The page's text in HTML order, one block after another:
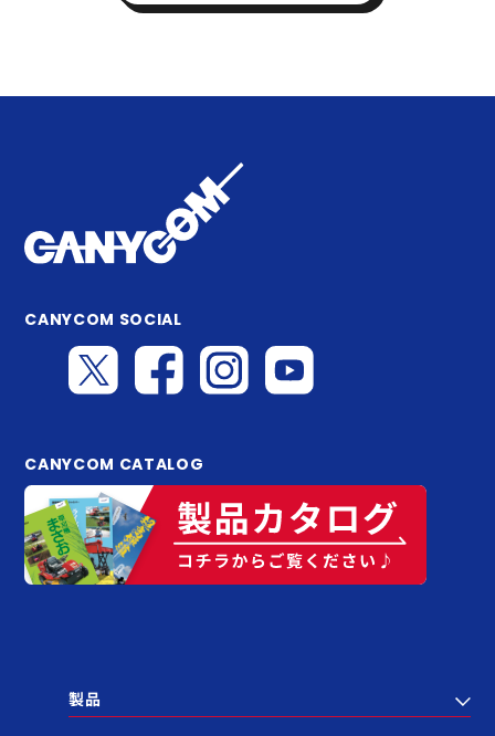
CANYCOM SOCIAL
CANYCOM CATALOG
製品